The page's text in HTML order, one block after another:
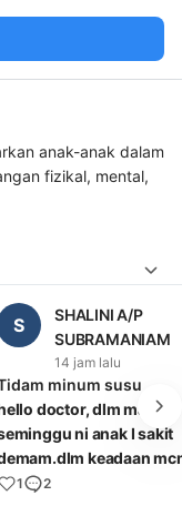
S
SHALINI A/P
SUBRAMANIAM
14 jam lalu
minum susu
doctor, dlm masa
ni anak I sakit
keadaan
sYa refuse utk
1 2
anak-anak dalam
fizikal, mental,